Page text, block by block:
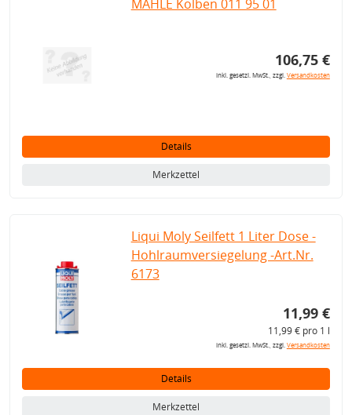
MAHLE Kolben 011 95 01
106,75 €
inkl. gesetzl. MwSt., zzgl.Versandkosten
Details
Merkzettel
Liqui Moly Seilfett 1 Liter Dose -
Hohlraumversiegelung -Art.Nr.
6173
11,99 €
11,99 € pro 1 l
inkl. gesetzl. MwSt., zzgl.Versandkosten
Details
Merkzettel